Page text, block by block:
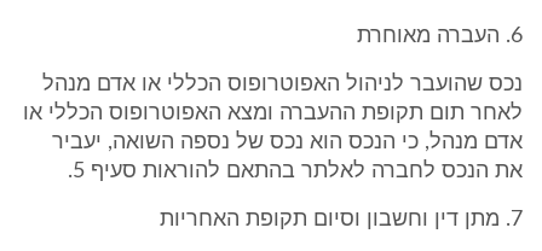
6. העברה מאוחרת
נכס שהועבר לניהול האפוטרופוס הכללי או אדם מנהל
לאחר תום תקופת ההעברה ומצא האפוטרופוס הכללי או
אדם מנהל, כי הנכס הוא נכס של נספה השואה, יעביר
את הנכס לחברה לאלתר בהתאם להוראות סעיף 5.
7. מתן דין וחשבון וסיום תקופת האחריות